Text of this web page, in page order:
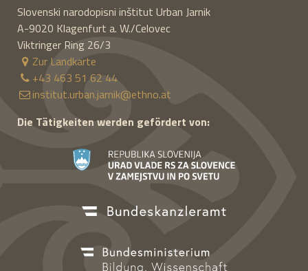
Slovenski narodopisni inštitut Urban Jarnik
A-9020 Klagenfurt a. W./Celovec
Viktringer Ring 26/3
Zur Landkarte
+43 463 51 62 44
institut.urban.jarnik@ethno.at
Die Tätigkeiten werden gefördert von: